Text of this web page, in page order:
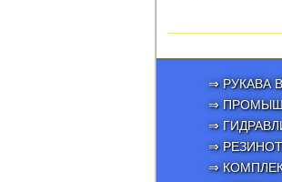
⇒ РУКАВА
⇒
⇒
⇒
⇒